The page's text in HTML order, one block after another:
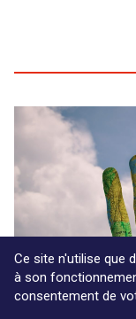
Ce site n'utilise que
à son
consentement de